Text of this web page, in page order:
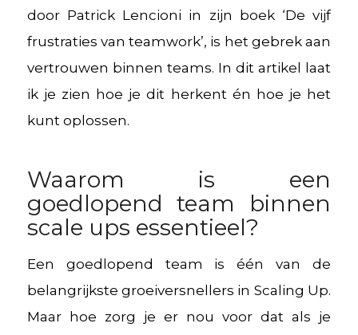
door Patrick Lencioni in zijn boek ‘De vijf
frustraties van teamwork’, is het gebrek aan
vertrouwen binnen teams. In dit artikel laat
ik je zien hoe je dit herkent én hoe je het
kunt oplossen.
Waarom is een
goedlopend team binnen
scale ups essentieel?
Een goedlopend team is één van de
belangrijkste groeiversnellers in Scaling Up.
Maar hoe zorg je er nou voor dat als je